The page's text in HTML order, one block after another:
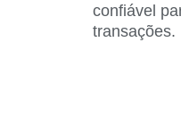
confiável
transações.